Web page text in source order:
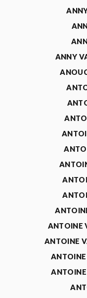
ANNY
ANTOINE
ANTOINE
ANTOINE
ANTOINE